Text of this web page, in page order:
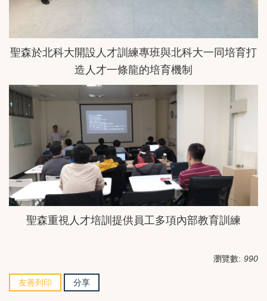
聖森於北科大開設人才訓練專班與北科大一同培育打
造人才一條龍的培育機制
聖森重視人才培訓提供員工多項內部教育訓練
瀏覽數: 990
友善列印 分享